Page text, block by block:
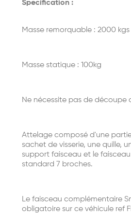
Specification :
Masse remorquable : 2000 kgs
Masse statique : 100kg
Ne nécessite pas de découpe
Attelage composé d'une
sachet de visserie, une quille,
support faisceau et le
standard 7 broches.
Le faisceau complémentaire
obligatoire sur ce véhicule ref